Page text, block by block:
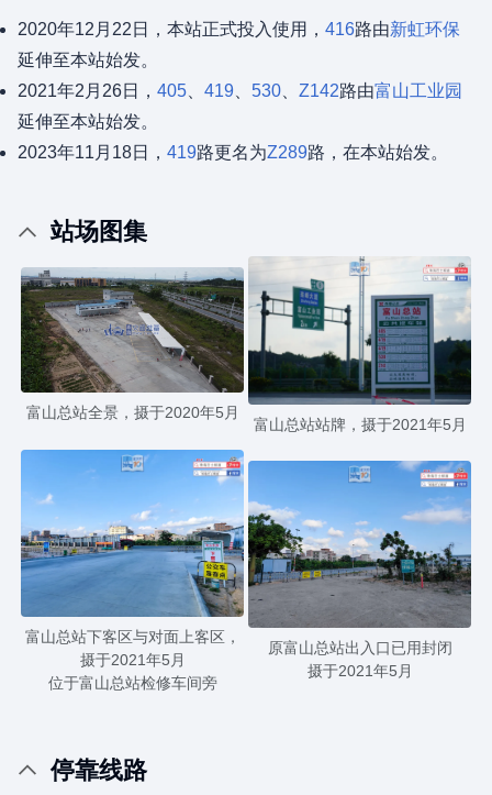
2020年12月22日，本站正式投入使用， 416路由新虹环保
延伸至本站始发。
2021年2月26日， 405 419 530 Z142路由富山工业园
延伸至本站始发。
2023年11月18日， 419路更名为Z289路，在本站始发。
站场图集
富山总站全景，摄于2020年5月
富山总站站牌，摄于2021年5月
富山总站下客区与对面上客区，
摄于2021年5月
位于富山总站检修车间旁
原富山总站出入口已用封闭
摄于2021年5月
停靠线路